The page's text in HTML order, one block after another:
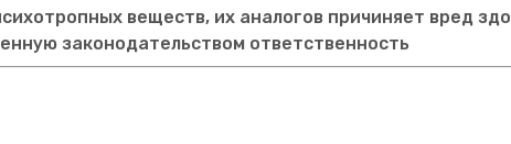
веществ, их аналогов причиняет вред
законодательством ответственность